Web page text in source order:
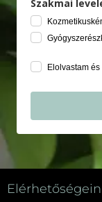
Szakmai
Elolvastam